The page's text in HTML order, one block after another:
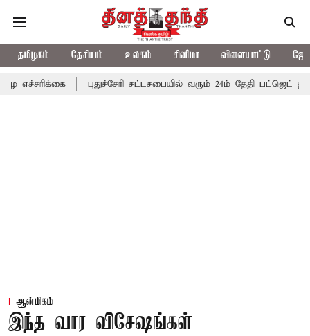
தமிழகம் தேசியம் உலகம் சினிமா விளையாட்டு
புதுச்சேரி சட்டசபையில் வரும் 24ம் தேதி பட்ஜெட் தாக்கல்
ஆன்மிகம்
இந்த வார விசேஷங்கள்